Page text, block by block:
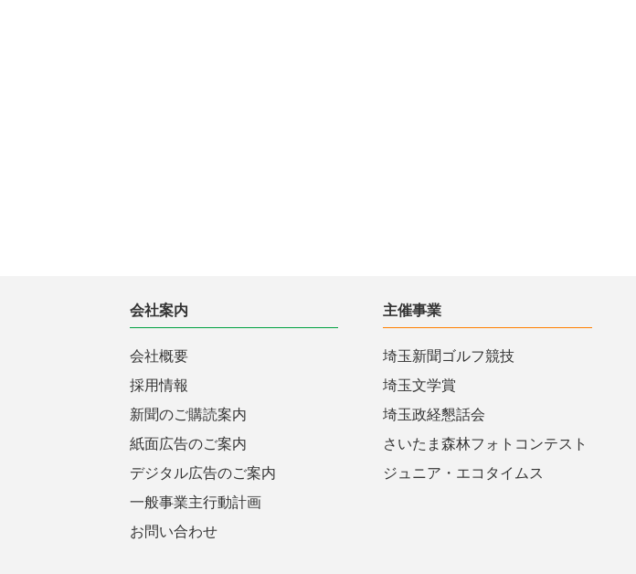
会社案内
会社概要
採用情報
新聞のご購読案内
紙面広告のご案内
デジタル広告のご案内
一般事業主行動計画
お問い合わせ
主催事業
埼玉新聞ゴルフ競技
埼玉文学賞
埼玉政経懇話会
さいたま森林フォトコンテスト
ジュニア・エコタイムス